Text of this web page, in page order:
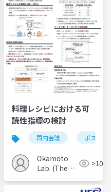
料理レシピにおける可
読性指標の検討
国内会議 ポスター
Okamoto
Lab. (The
>100